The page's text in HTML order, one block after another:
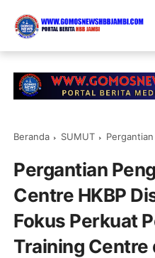
Beranda SUMUT Pergantian Pengelola Distrik
Pergantian
Centre HKBP
Fokus Perkuat
Training Centre